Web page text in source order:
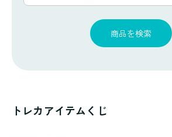
一
商品を検索
トレカアイテムくじ